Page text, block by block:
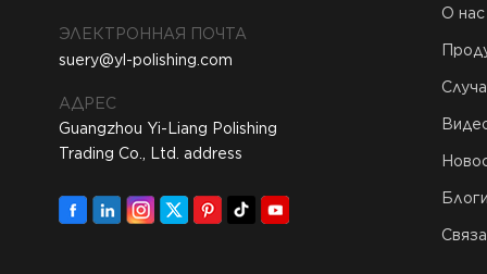
ЭЛЕКТРОННАЯ ПОЧТА
suery@yl-polishing.com
АДРЕС
Guangzhou Yi-Liang Polishing
Trading Co., Ltd. address
О нас
Блоги